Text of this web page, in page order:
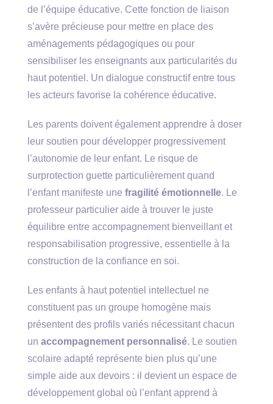
de l’équipe éducative. Cette fonction de liaison
s’avère précieuse pour mettre en place des
aménagements pédagogiques ou pour
sensibiliser les enseignants aux particularités du
haut potentiel. Un dialogue constructif entre tous
les acteurs favorise la cohérence éducative.
Les parents doivent également apprendre à doser
leur soutien pour développer progressivement
l’autonomie de leur enfant. Le risque de
surprotection guette particulièrement quand
l’enfant manifeste une fragilité émotionnelle. Le
professeur particulier aide à trouver le juste
équilibre entre accompagnement bienveillant et
responsabilisation progressive, essentielle à la
construction de la confiance en soi.
Les enfants à haut potentiel intellectuel ne
constituent pas un groupe homogène mais
présentent des profils variés nécessitant chacun
un accompagnement personnalisé. Le soutien
scolaire adapté représente bien plus qu’une
simple aide aux devoirs : il devient un espace de
développement global où l’enfant apprend à